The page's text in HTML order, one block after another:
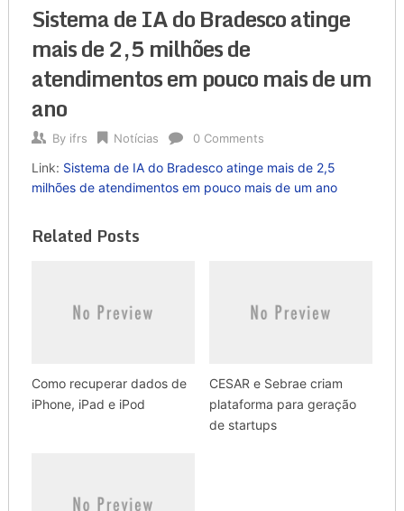
Sistema de IA do Bradesco atinge
mais de 2,5 milhões de
atendimentos em pouco mais de um
ano
By ifrs Notícias 0 Comments
Link: Sistema de IA do Bradesco atinge mais de 2,5
milhões de atendimentos em pouco mais de um ano
Related Posts
Como recuperar dados de
iPhone, iPad e iPod
CESAR e Sebrae criam
plataforma para geração
de startups